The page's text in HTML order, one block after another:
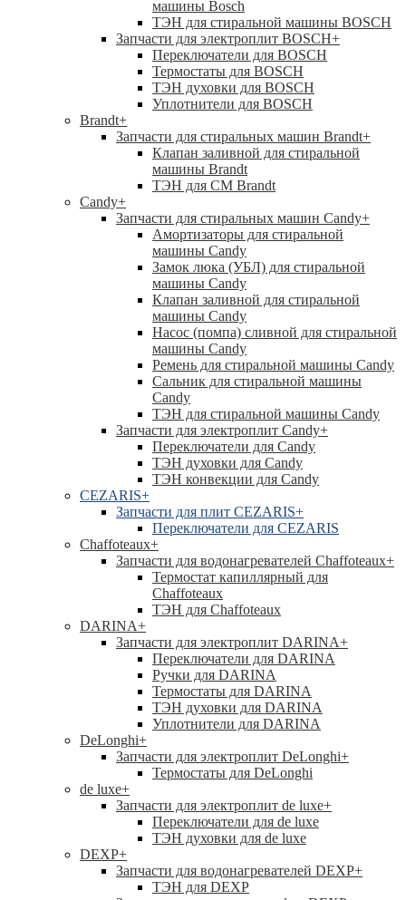
машины Bosch
ТЭН для стиральной машины BOSCH
Запчасти для электроплит BOSCH+
Переключатели для BOSCH
Термостаты для BOSCH
ТЭН духовки для BOSCH
Уплотнители для BOSCH
Brandt+
Запчасти для стиральных машин Brandt+
Клапан заливной для стиральной
машины Brandt
ТЭН для СМ Brandt
Candy+
Запчасти для стиральных машин Candy+
Амортизаторы для стиральной
машины Candy
Замок люка (УБЛ) для стиральной
машины Candy
Клапан заливной для стиральной
машины Candy
Насос (помпа) сливной для стиральной
машины Candy
Ремень для стиральной машины Candy
Сальник для стиральной машины
Candy
ТЭН для стиральной машины Candy
Запчасти для электроплит Candy+
Переключатели для Candy
ТЭН духовки для Candy
ТЭН конвекции для Candy
CEZARIS+
Запчасти для плит CEZARIS+
Переключатели для CEZARIS
Chaffoteaux+
Запчасти для водонагревателей Chaffoteaux+
Термостат капиллярный для
Chaffoteaux
ТЭН для Chaffoteaux
DARINA+
Запчасти для электроплит DARINA+
Переключатели для DARINA
Ручки для DARINA
Термостаты для DARINA
ТЭН духовки для DARINA
Уплотнители для DARINA
DeLonghi+
Запчасти для электроплит DeLonghi+
Термостаты для DeLonghi
de luxe+
Запчасти для электроплит de luxe+
Переключатели для de luxe
ТЭН духовки для de luxe
DEXP+
Запчасти для водонагревателей DEXP+
ТЭН для DEXP